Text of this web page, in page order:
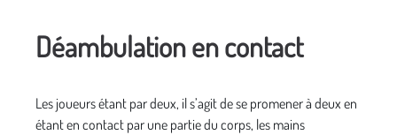
Déambulation en contact
Les joueurs étant par deux, il s’agit de se promener à deux en
étant en contact par une partie du corps, les mains